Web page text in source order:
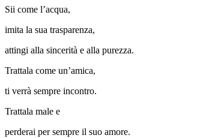
Sii come l’acqua,
imita la sua trasparenza,
attingi alla sincerità e alla purezza.
Trattala come un’amica,
ti verrà sempre incontro.
Trattala male e
perderai per sempre il suo amore.